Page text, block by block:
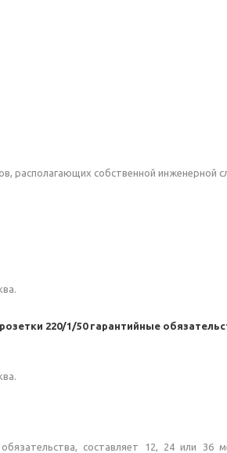
располагающих собственной инженерной
220/1/50 гарантийные
составляет 12, 24 или 36